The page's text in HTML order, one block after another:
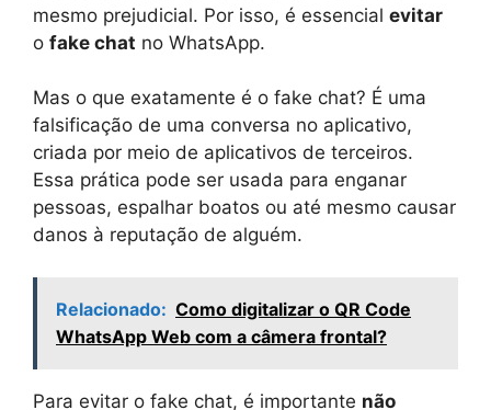
mesmo prejudicial. Por isso, é essencial evitar
o fake chat no WhatsApp.
Mas o que exatamente é o fake chat? É uma
falsificação de uma conversa no aplicativo,
criada por meio de aplicativos de terceiros.
Essa prática pode ser usada para enganar
pessoas, espalhar boatos ou até mesmo causar
danos à reputação de alguém.
Relacionado: Como digitalizar o QR Code
WhatsApp Web com a câmera frontal?
Para evitar o fake chat, é importante não